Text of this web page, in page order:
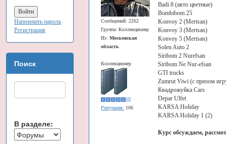
Напомнить пароль
Регистрация
Поиск
В разделе:
Сообщений: 2262
Группа: Коллекционер
Из:Московская
область
Коллекционер
Репутация: 106
Badi 8 (авто цветные)
Bombibom 25
Konvoy 2 (Mertsan)
Konvoy 3 (Mertsan)
Konvoy 5 (Mertsan)
Solen Auto 2
Siribom 2 Nurefsan
Siribom Ne Nur-efsan
GTI trucks
Zumrut Viwi (с призом
Квадрожуйка Cars
Depar Ulfet
KARSA Holiday
KARSA Holiday 1 (2)
Курс обсуждаем,